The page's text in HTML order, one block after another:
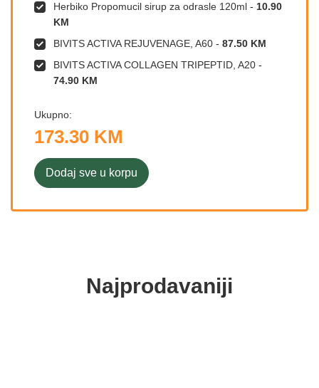
Herbiko Propomucil sirup za odrasle 120ml - 10.90
KM
BIVITS ACTIVA REJUVENAGE, A60 - 87.50 KM
BIVITS ACTIVA COLLAGEN TRIPEPTID, A20 -
74.90 KM
Ukupno:
173.30 KM
Dodaj sve u korpu
Najprodavaniji